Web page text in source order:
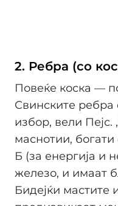
2. Ребра (со
Повеќе коска —
Свинските ребра
избор, вели Пејс.
маснотии,
Б (за енергија и
железо, и имаат
Бидејќи